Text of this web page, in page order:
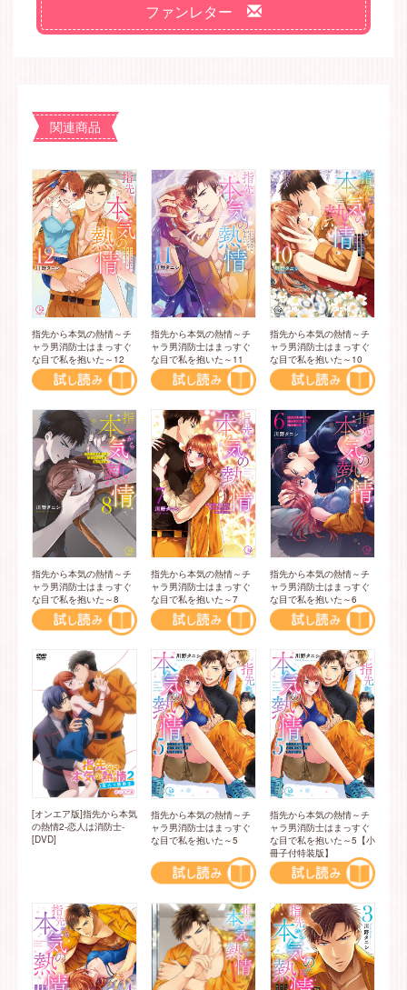
ファンレター
関連商品
指先から本気の熱情～チ
ャラ男消防士はまっすぐ
な目で私を抱いた～12
指先から本気の熱情～チ
ャラ男消防士はまっすぐ
な目で私を抱いた～11
指先から本気の熱情～チ
ャラ男消防士はまっすぐ
な目で私を抱いた～10
指先から本気の熱情～チ
ャラ男消防士はまっすぐ
な目で私を抱いた～8
指先から本気の熱情～チ
ャラ男消防士はまっすぐ
な目で私を抱いた～7
指先から本気の熱情～チ
ャラ男消防士はまっすぐ
な目で私を抱いた～6
[オンエア版]指先から本気
の熱情2-恋人は消防士-
[DVD]
指先から本気の熱情～チ
ャラ男消防士はまっすぐ
な目で私を抱いた～5
指先から本気の熱情～チ
ャラ男消防士はまっすぐ
な目で私を抱いた～5【小
冊子付特装版】